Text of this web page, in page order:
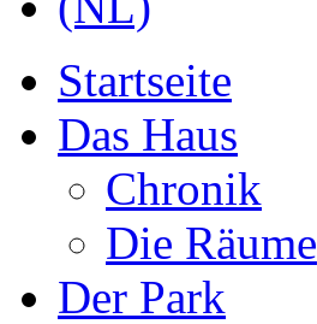
Startseite
Das Haus
Chronik
Die Räume
Der Park